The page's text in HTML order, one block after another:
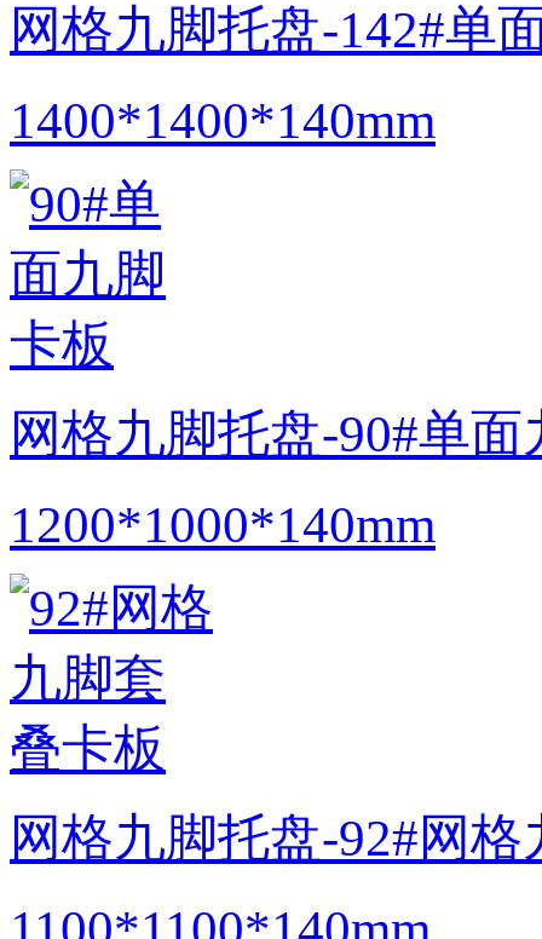
网格九脚托盘-142#单
1400*1400*140mm
网格九脚托盘-90#单
1200*1000*140mm
网格九脚托盘-92#网